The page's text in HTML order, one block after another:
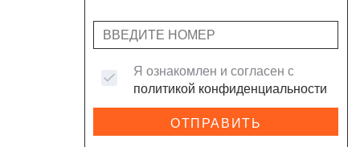
Я ознакомлен и согласен с
политикой конфиденциальности
ОТПРАВИТЬ